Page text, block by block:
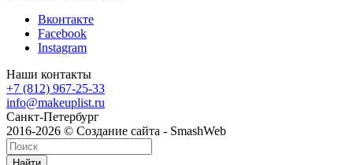
Вконтакте
Facebook
Instagram
Наши контакты
+7 (812) 967-25-33
info@makeuplist.ru
Санкт-Петербург
2016-2026 © Создание сайта - SmashWeb